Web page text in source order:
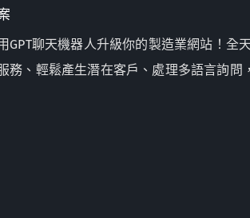
GPT聊天機器人升級你的製造業網站！全
務、輕鬆產生潛在客戶、處理多語言詢問